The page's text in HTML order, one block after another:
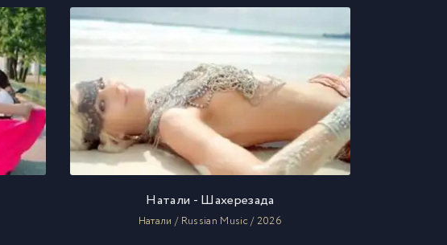
Натали - Шахерезада
Натали / Russian Music / 2026